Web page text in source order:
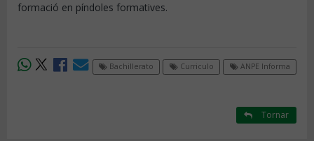
formació en píndoles formatives.
Bachillerato Curriculo ANPE Informa
Tornar